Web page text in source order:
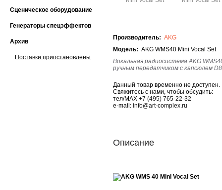
Сценическое оборудование
Генераторы спецэффектов
Архив
Поставки приостановлены
Производитель: AKG
Модель: AKG WMS40 Mini Vocal Set
Вокальная радиосистема AKG
ручным передатчиком с капсюлем
Данный товар временно не доступен.
Свяжитесь с нами, чтобы обсудить:
тел/MAX +7 (495) 765-22-32
e-mail: info@art-complex.ru
Описание